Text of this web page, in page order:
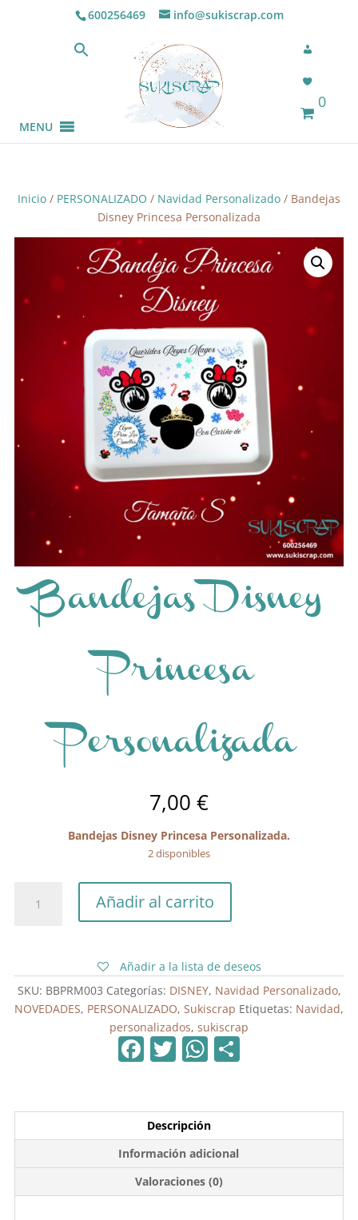
600256469 info@sukiscrap.com
0
MENU
Inicio / PERSONALIZADO / Navidad Personalizado / Bandejas
Disney Princesa Personalizada
Bandejas Disney
Princesa
Personalizada
7,00 €
Bandejas Disney Princesa Personalizada.
2 disponibles
Disney
Añadir al carrito
Añadir a la lista de deseos
SKU: BBPRM003 Categorías: DISNEY, Navidad Personalizado,
NOVEDADES, PERSONALIZADO, Sukiscrap Etiquetas: Navidad,
personalizados, sukiscrap
F
e
b
o
o
T
er
W
A
p
p
ar
tir
Descripción
Información adicional
Valoraciones (0)